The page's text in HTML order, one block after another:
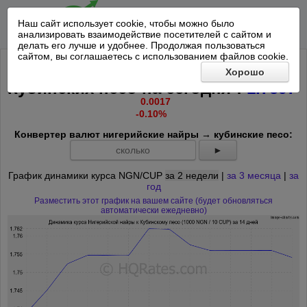
Наш сайт использует cookie, чтобы можно было
анализировать взаимодействие посетителей с сайтом и
делать его лучше и удобнее. Продолжая пользоваться
сайтом, вы соглашаетесь с использованием файлов cookie.
Хорошо
Курс 1000 Нигерийская найра к 10
Кубинских песо насегодня*:1.7597
0.0017
-0.10%
Конвертер валют нигерийские найры → кубинские песо:
►
График динамики курса NGN/CUP за 2 недели | за 3 месяца | за
год
Разместить этот график на вашем сайте (будет обновляться
автоматически ежедневно)